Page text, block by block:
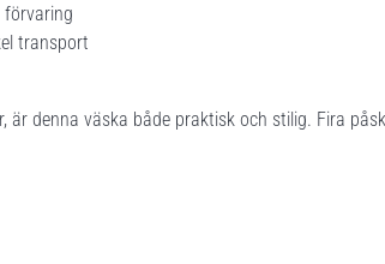
förvaring
transport
denna väska både praktisk och stilig. Fira